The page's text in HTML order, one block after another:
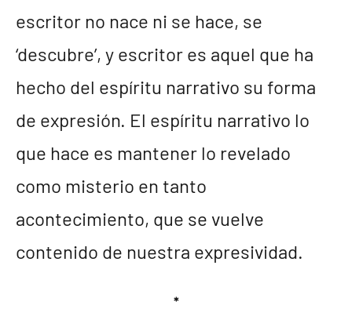
escritor no nace ni se hace, se
‘descubre’, y escritor es aquel que ha
hecho del espíritu narrativo su forma
de expresión. El espíritu narrativo lo
que hace es mantener lo revelado
como misterio en tanto
acontecimiento, que se vuelve
contenido de nuestra expresividad.
*